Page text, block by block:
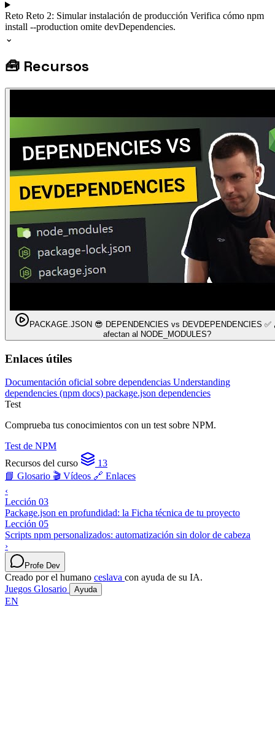
Reto Reto 2: Simular instalación de producción Verifica cómo npm
install --production omite devDependencies.
⌄
🧰 Recursos
PACKAGE.JSON 😎 DEPENDENCIES vs DEVDEPENDENCIES ✅
afectan al NODE_MODULES?
Enlaces útiles
Documentación oficial sobre dependencias Understanding
dependencies (npm docs) package.json dependencies
Test
Comprueba tus conocimientos con un test sobre NPM.
Test de NPM
Recursos del curso
13
📘 Glosario 🎬 Vídeos 🔗 Enlaces
‹
Lección 03
Package.json en profundidad: la Ficha técnica de tu proyecto
Lección 05
Scripts npm personalizados: automatización sin dolor de cabeza
›
Profe Dev
Creado por el humano ceslava con ayuda de su IA.
Juegos Glosario Ayuda
EN